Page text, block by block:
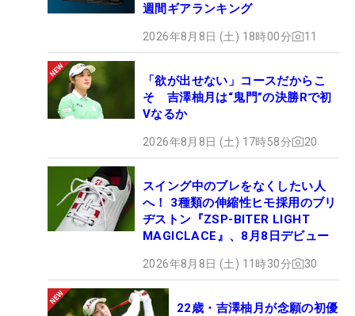
週間ギアランキング
2026年8月8日 (土) 18時00分 11
「欲が出せない」コースだからこ
そ 吉澤柚月は“鬼門”の決勝Rで初
Vなるか
2026年8月8日 (土) 17時58分 20
スイング中のブレをなくしたい人
へ！ 3種類の伸縮性ヒモ採用のブリ
ヂストン『ZSP-BITER LIGHT
MAGICLACE』、8月8日デビュー
2026年8月8日 (土) 11時30分 30
22歳・吉澤柚月が念願の初優